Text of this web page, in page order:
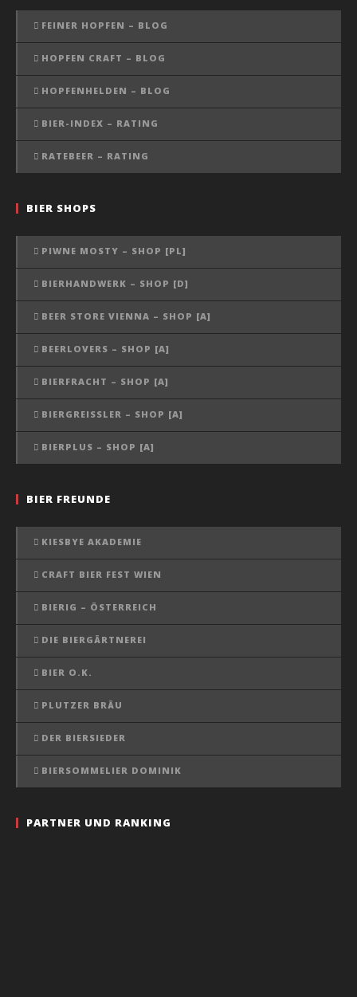
FEINER HOPFEN – BLOG
HOPFEN CRAFT – BLOG
HOPFENHELDEN – BLOG
BIER-INDEX – RATING
RATEBEER – RATING
BIER SHOPS
PIWNE MOSTY – SHOP [PL]
BIERHANDWERK – SHOP [D]
BEER STORE VIENNA – SHOP [A]
BEERLOVERS – SHOP [A]
BIERFRACHT – SHOP [A]
BIERGREISSLER – SHOP [A]
BIERPLUS – SHOP [A]
BIER FREUNDE
KIESBYE AKADEMIE
CRAFT BIER FEST WIEN
BIERIG – ÖSTERREICH
DIE BIERGÄRTNEREI
BIER O.K.
PLUTZER BRÄU
DER BIERSIEDER
BIERSOMMELIER DOMINIK
PARTNER UND RANKING